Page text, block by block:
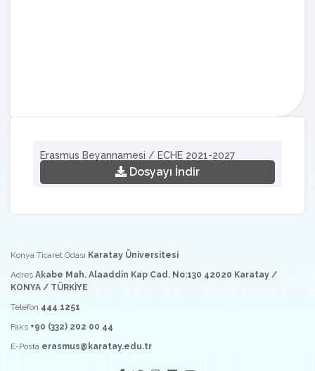
Erasmus Beyannamesi / ECHE 2021-2027
Dosyayı İndir
Konya Ticaret Odası Karatay Üniversitesi
Adres Akabe Mah. Alaaddin Kap Cad. No:130 42020 Karatay /
KONYA / TÜRKİYE
Telefon 444 1251
Faks +90 (332) 202 00 44
E-Posta erasmus@karatay.edu.tr